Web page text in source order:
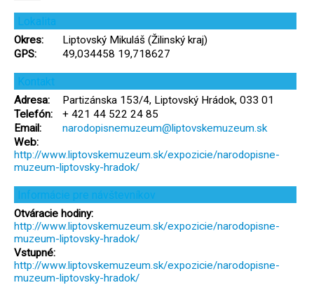
Lokalita
Okres:
Liptovský Mikuláš (Žilinský kraj)
GPS:
49,034458 19,718627
Kontakt
Adresa:
Partizánska 153/4, Liptovský Hrádok, 033 01
Telefón:
+ 421 44 522 24 85
Email:
narodopisnemuzeum@liptovskemuzeum.sk
Web:
http://www.liptovskemuzeum.sk/expozicie/narodopisne-
muzeum-liptovsky-hradok/
Informácie pre návštevníkov
Otváracie hodiny:
http://www.liptovskemuzeum.sk/expozicie/narodopisne-
muzeum-liptovsky-hradok/
Vstupné:
http://www.liptovskemuzeum.sk/expozicie/narodopisne-
muzeum-liptovsky-hradok/